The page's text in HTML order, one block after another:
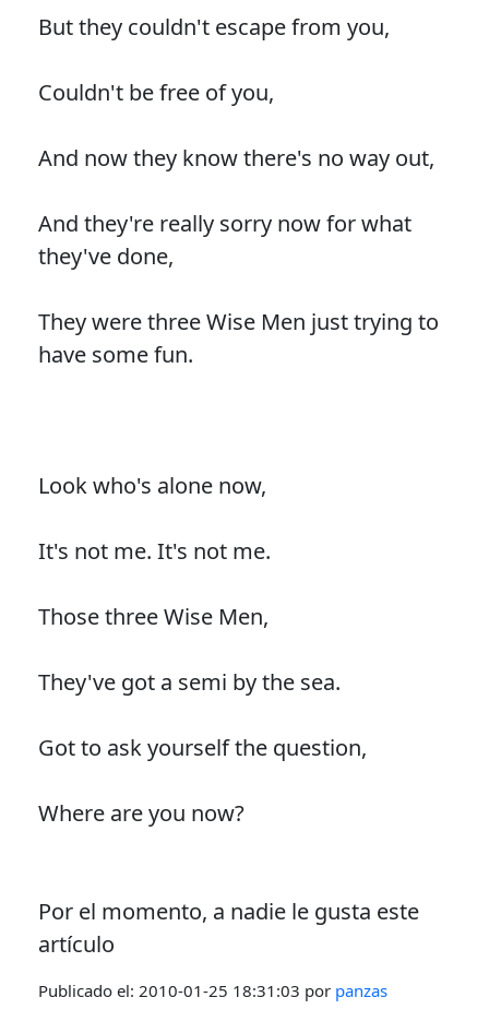
But they couldn't escape from you,
Couldn't be free of you,
And now they know there's no way out,
And they're really sorry now for what
they've done,
They were three Wise Men just trying to
have some fun.
Look who's alone now,
It's not me. It's not me.
Those three Wise Men,
They've got a semi by the sea.
Got to ask yourself the question,
Where are you now?
Por el momento, a nadie le gusta este
artículo
Publicado el: 2010-01-25 18:31:03 por panzas